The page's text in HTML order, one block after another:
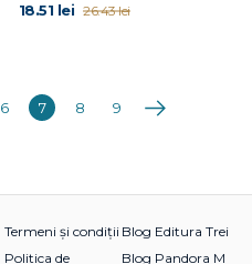
18.51 lei 26.43 lei
6 7 8 9 Următoarea
Termeni și condiții
Politica de
Blog Editura Trei
Blog Pandora M